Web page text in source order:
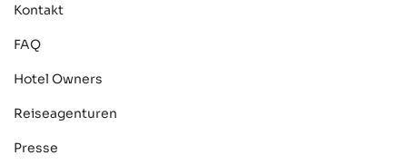
Kontakt
FAQ
Hotel Owners
Reiseagenturen
Presse